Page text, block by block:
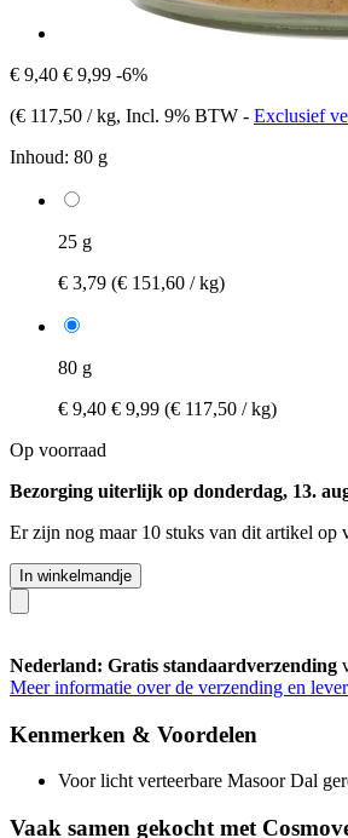
€ 9,40 € 9,99 -6%
(€ 117,50 / kg, Incl. 9% BTW - Exclusief
Inhoud: 80 g
25 g
€ 3,79 (€ 151,60 / kg)
80 g
€ 9,40 € 9,99 (€ 117,50 / kg)
Op voorraad
Bezorging uiterlijk op donderdag, 13.
Er zijn nog maar 10 stuks van dit artikel op
In winkelmandje
Nederland: Gratis standaardverzending
Meer informatie over de verzending en
Kenmerken & Voordelen
Voor licht verteerbare Masoor Dal
Vaak samen gekocht met